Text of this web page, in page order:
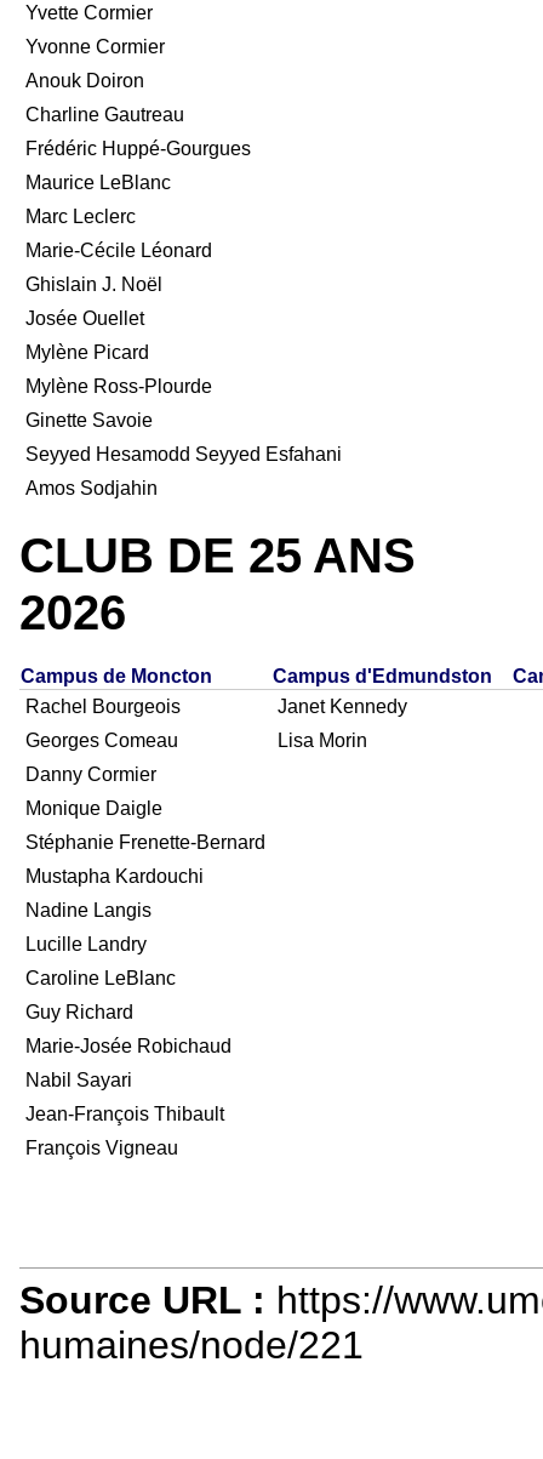
Yvette Cormier
Yvonne Cormier
Anouk Doiron
Charline Gautreau
Frédéric Huppé-Gourgues
Maurice LeBlanc
Marc Leclerc
Marie-Cécile Léonard
Ghislain J. Noël
Josée Ouellet
Mylène Picard
Mylène Ross-Plourde
Ginette Savoie
Seyyed Hesamodd Seyyed Esfahani
Amos Sodjahin
CLUB DE 25 ANS
2026
Campus de Moncton Campus d'Edmundston
Rachel Bourgeois
Janet Kennedy
Georges Comeau
Lisa Morin
Danny Cormier
Monique Daigle
Stéphanie Frenette-Bernard
Mustapha Kardouchi
Nadine Langis
Lucille Landry
Caroline LeBlanc
Guy Richard
Marie-Josée Robichaud
Nabil Sayari
Jean-François Thibault
François Vigneau
Source URL : https://
humaines/node/221